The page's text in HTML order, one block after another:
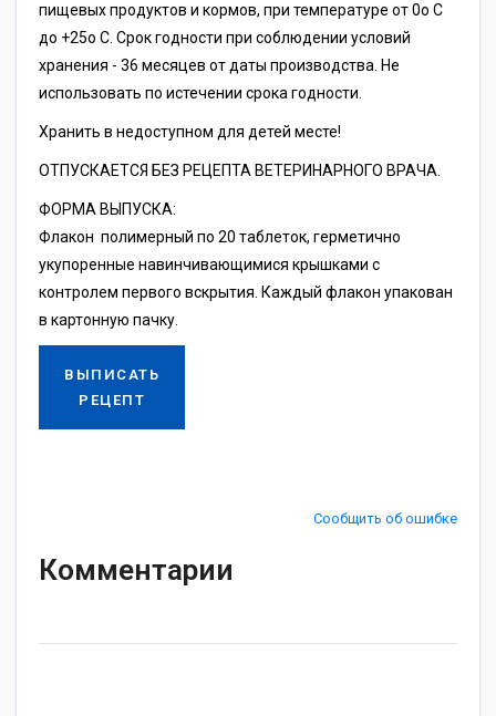
пищевых продуктов и кормов, при температуре от 0о С
до +25о С. Срок годности при соблюдении условий
хранения - 36 месяцев от даты производства. Не
использовать по истечении срока годности.
Хранить в недоступном для детей месте!
ОТПУСКАЕТСЯ БЕЗ РЕЦЕПТА ВЕТЕРИНАРНОГО ВРАЧА.
ФОРМА ВЫПУСКА:
Флакон полимерный по 20 таблеток, герметично
укупоренные навинчивающимися крышками с
контролем первого вскрытия. Каждый флакон упакован
в картонную пачку.
ВЫПИСАТЬ
РЕЦЕПТ
Сообщить об ошибке
Комментарии